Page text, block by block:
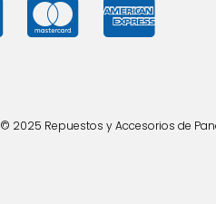
© 2025 Repuestos y Accesorios de